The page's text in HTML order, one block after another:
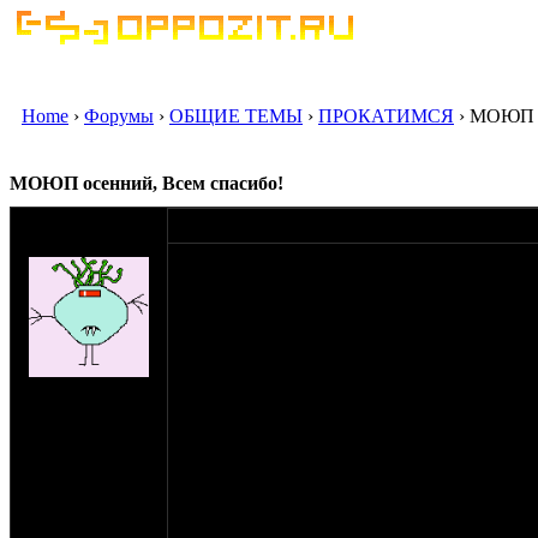
Home › Форумы › ОБЩИЕ ТЕМЫ › ПРОКАТИМСЯ › МОЮП
МОЮП осенний, Всем спасибо!